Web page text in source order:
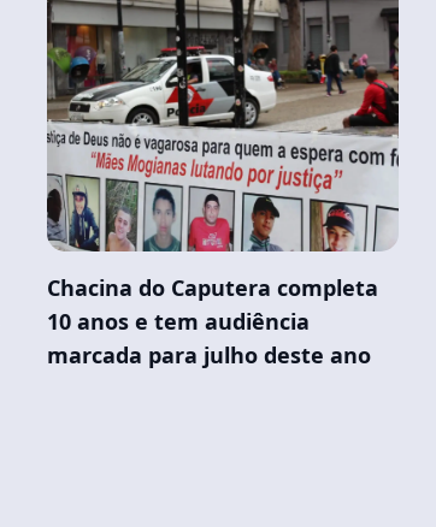
Chacina do Caputera completa
10 anos e tem audiência
marcada para julho deste ano